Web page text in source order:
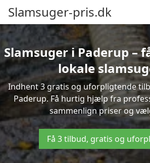
Slamsuger-pris.dk
Slamsuger i Paderup –
lokale
Indhent 3 gratis og uforpligtende
Paderup. Få hurtig hjælp fra
sammenlign priser og
Få 3 tilbud, gratis og